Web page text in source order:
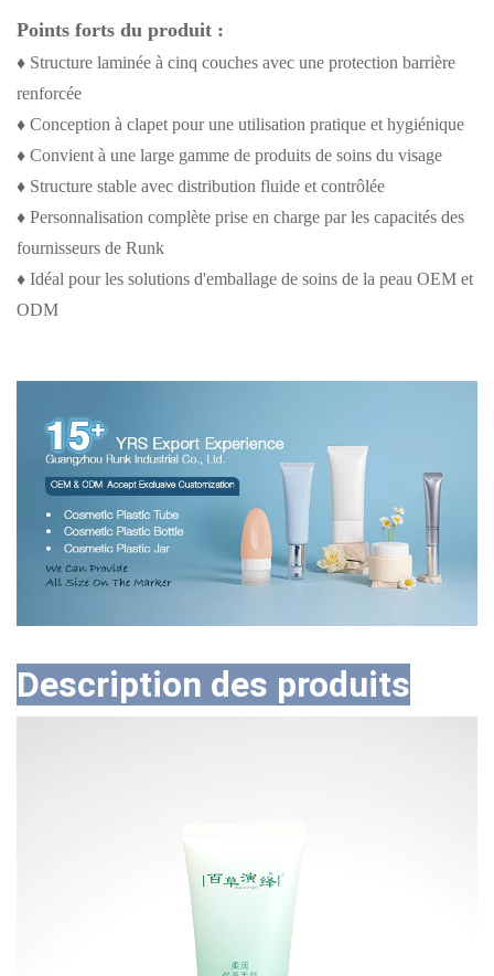
Points forts du produit :
♦ Structure laminée à cinq couches avec une protection barrière
renforcée
♦ Conception à clapet pour une utilisation pratique et hygiénique
♦ Convient à une large gamme de produits de soins du visage
♦ Structure stable avec distribution fluide et contrôlée
♦ Personnalisation complète prise en charge par les capacités des
fournisseurs de Runk
♦ Idéal pour les solutions d'emballage de soins de la peau OEM et
ODM
Description des produits